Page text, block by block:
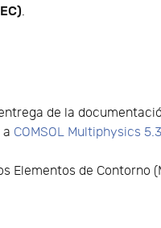
.
de la
a COMSOL Multiphysics
Elementos de Contorno